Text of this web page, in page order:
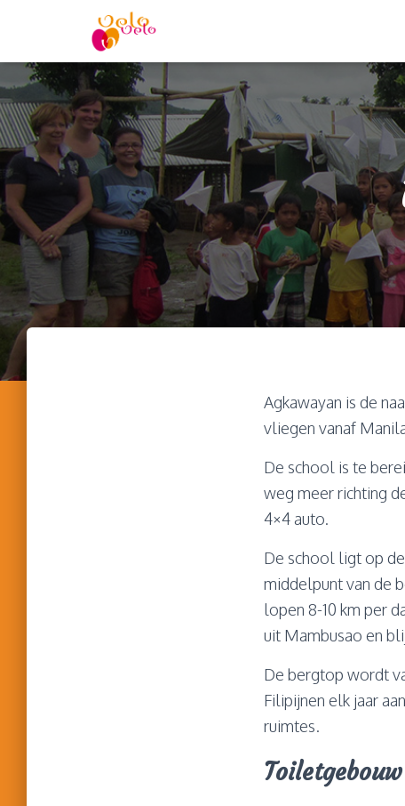
Agkawayan is de
vliegen vanaf
De school is te
weg meer richting
4×4 auto.
De school ligt op
middelpunt van de
lopen 8-10 km per
uit Mambusao en
De bergtop wordt
Filipijnen elk jaar
ruimtes.
Toiletgebouw